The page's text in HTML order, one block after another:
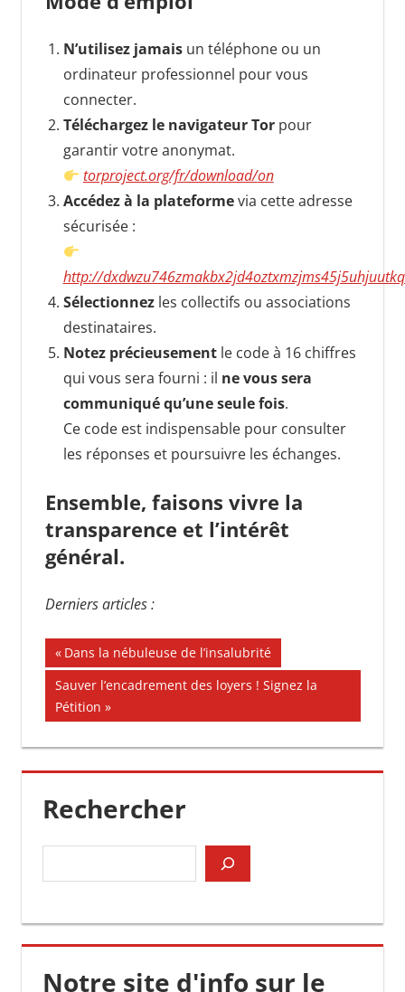
N’utilisez jamaisun téléphone ou un
ordinateur professionnel pour vous
connecter.
Téléchargez le navigateur Torpour
garantir votre anonymat.
torproject.org/fr/download/on
Accédez à la plateformevia cette adresse
sécurisée :
http://
Sélectionnezles collectifs ou associations
destinataires.
Notez précieusementle code à 16 chiffres
qui vous sera fourni : il ne vous sera
communiqué qu’une seule fois.
Ce code est indispensable pour consulter
les réponses et poursuivre les échanges.
Ensemble, faisons vivre la
transparence et l’intérêt
général.
Derniers articles :
Navigation
de
l’article
Publication
précédente :
Dans la nébuleuse de l’insalubrité
Publication
suivante :
Sauver l’encadrement des loyers ! Signez la
Pétition
Rechercher
Notre site d'info sur le